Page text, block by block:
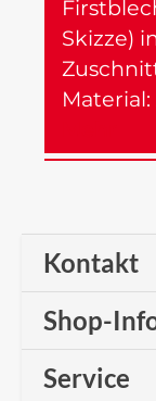
Skizze)
Kontakt
Shop-
Service